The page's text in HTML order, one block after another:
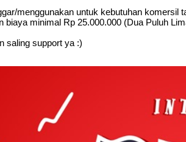
menggunakan untuk kebutuhan komersil
biaya minimal Rp 25.000.000 (Dua Puluh
saling support ya :)